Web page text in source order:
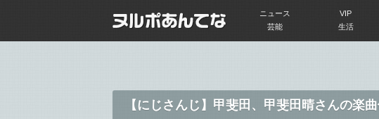
ニュース VIP
芸能
生活